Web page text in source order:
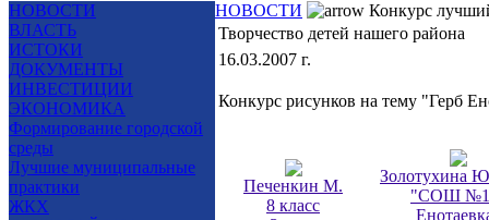
НОВОСТИ
ВЛАСТЬ
ИСТОКИ
ДОКУМЕНТЫ
ИНВЕСТИЦИИ
ЭКОНОМИКА
Формирование городской
среды
Лучшие муниципальные
практики
ЖКХ
НОВОСТИ
Конкурс
Творчество детей нашего района
16.03.2007 г.
Конкурс рисунков на тему "Герб
Печенкин М.
8 класс
Золотухина
"СОШ №1